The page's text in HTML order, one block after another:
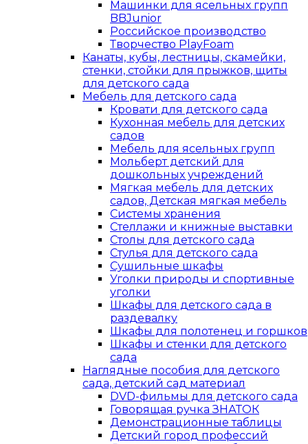
Машинки для ясельных групп
BBJunior
Российское производство
Творчество PlayFoam
Канаты, кубы, лестницы, скамейки,
стенки, стойки для прыжков, щиты
для детского сада
Мебель для детского сада
Кровати для детского сада
Кухонная мебель для детских
садов
Мебель для ясельных групп
Мольберт детский для
дошкольных учреждений
Мягкая мебель для детских
садов, Детская мягкая мебель
Системы хранения
Стеллажи и книжные выставки
Столы для детского сада
Стулья для детского сада
Сушильные шкафы
Уголки природы и спортивные
уголки
Шкафы для детского сада в
раздевалку
Шкафы для полотенец и горшков
Шкафы и стенки для детского
сада
Наглядные пособия для детского
сада, детский сад материал
DVD-фильмы для детского сада
Говорящая ручка ЗНАТОК
Демонстрационные таблицы
Детский город профессий